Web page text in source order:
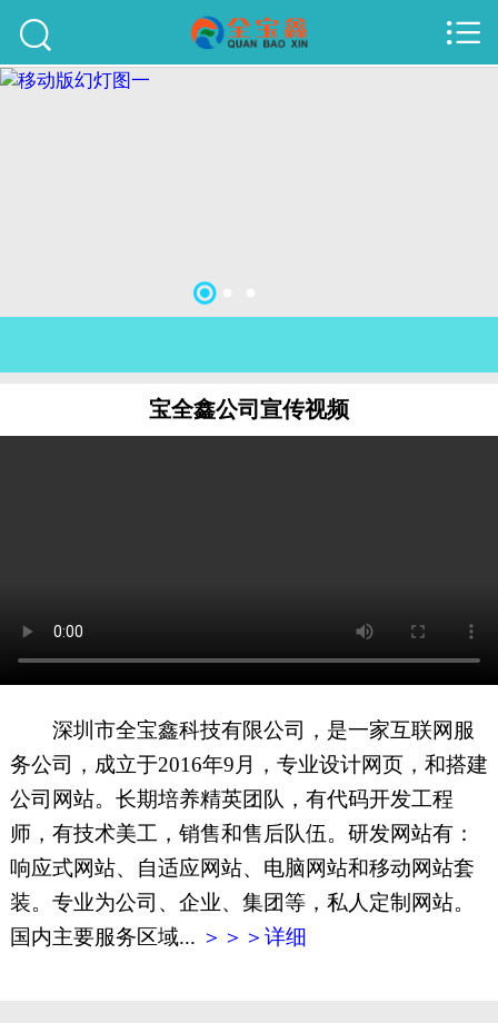
关于我们
联系我们
51La
XML地图


宝全鑫公司宣传视频
深圳市全宝鑫科技有限公司，是一家互联网服
务公司，成立于2016年9月，专业设计网页，和搭建
公司网站。长期培养精英团队，有代码开发工程
师，有技术美工，销售和售后队伍。研发网站有：
响应式网站、自适应网站、电脑网站和移动网站套
装。专业为公司、企业、集团等，私人定制网站。
国内主要服务区域... ＞＞＞详细